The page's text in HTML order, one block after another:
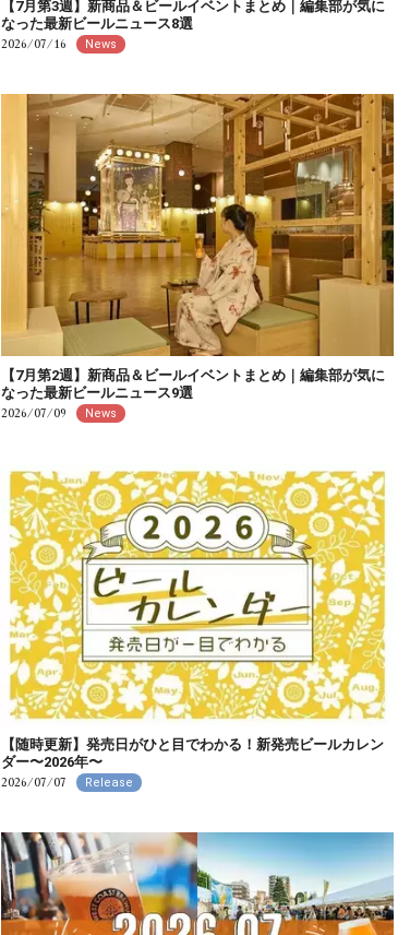
【7月第3週】新商品＆ビールイベントまとめ｜編集部が気に
なった最新ビールニュース8選
2026/07/16 News
【7月第2週】新商品＆ビールイベントまとめ｜編集部が気に
なった最新ビールニュース9選
2026/07/09 News
【随時更新】発売日がひと目でわかる！新発売ビールカレン
ダー〜2026年〜
2026/07/07 Release